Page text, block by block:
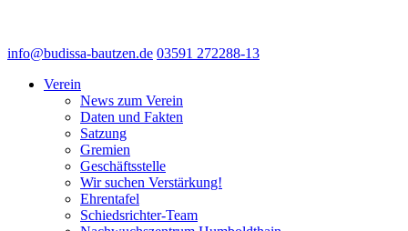
info@budissa-bautzen.de 03591 272288-13
Verein
News zum Verein
Daten und Fakten
Satzung
Gremien
Geschäftsstelle
Wir suchen Verstärkung!
Ehrentafel
Schiedsrichter-Team